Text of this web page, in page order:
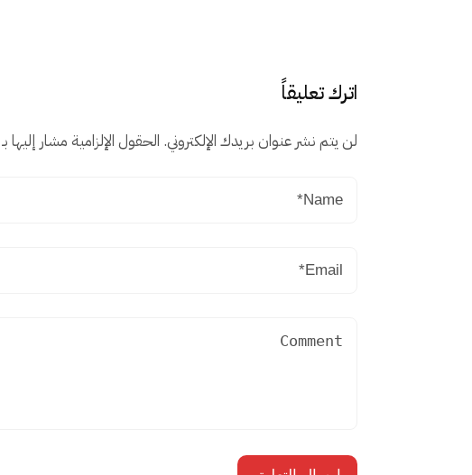
اترك تعليقاً
لن يتم نشر عنوان بريدك الإلكتروني. الحقول الإلزامية مشار إليها